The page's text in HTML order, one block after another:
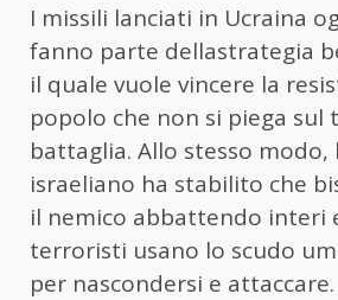
I missili lanciati in Ucraina
fanno parte dellastrategia
il quale vuole vincere la
popolo che non si piega sul
battaglia. Allo stesso modo,
israeliano ha stabilito che
il nemico abbattendo interi
terroristi usano lo scudo
per nascondersi e attaccare.